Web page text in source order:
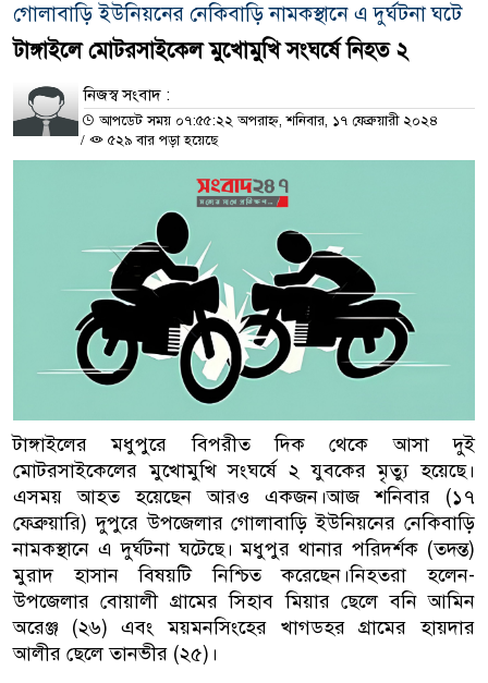
গোলাবাড়ি ইউনিয়নের নেকিবাড়ি নামকস্থানে এ দুর্ঘটনা ঘটে
টাঙ্গাইলে মোটরসাইকেল মুখোমুখি সংঘর্ষে নিহত ২
নিজস্ব সংবাদ :
আপডেট সময় ০৭:৫৫:২২ অপরাহ্ন, শনিবার, ১৭ ফেব্রুয়ারী ২০২৪
/
৫২৯ বার পড়া হয়েছে
টাঙ্গাইলের মধুপুরে বিপরীত দিক থেকে আসা দুই
মোটরসাইকেলের মুখোমুখি সংঘর্ষে ২ যুবকের মৃত্যু হয়েছে।
এসময় আহত হয়েছেন আরও একজন।আজ শনিবার (১৭
ফেব্রুয়ারি) দুপুরে উপজেলার গোলাবাড়ি ইউনিয়নের নেকিবাড়ি
নামকস্থানে এ দুর্ঘটনা ঘটেছে। মধুপুর থানার পরিদর্শক (তদন্ত)
মুরাদ হাসান বিষয়টি নিশ্চিত করেছেন।নিহতরা হলেন-
উপজেলার বোয়ালী গ্রামের সিহাব মিয়ার ছেলে বনি আমিন
অরেঞ্জ (২৬) এবং ময়মনসিংহের খাগডহর গ্রামের হায়দার
আলীর ছেলে তানভীর (২৫)।